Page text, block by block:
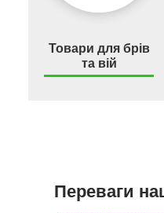
Товари для брів
та вій
Переваги